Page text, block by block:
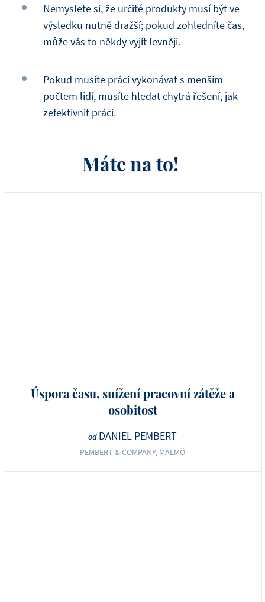
Nemyslete si, že určité produkty musí být ve
výsledku nutně dražší; pokud zohledníte čas,
může vás to někdy vyjít levněji.
Pokud musíte práci vykonávat s menším
počtem lidí, musíte hledat chytrá řešení, jak
zefektivnit práci.
Máte na to!
Úspora času, snížení pracovní zátěže a
osobitost
od DANIEL PEMBERT
PEMBERT & COMPANY, MALMÖ